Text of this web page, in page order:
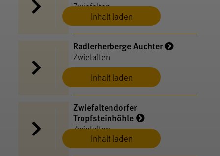
Inhalt laden
Zwiefalten
Inhalt laden
Radlerherberge Auchter
Zwiefalten
Inhalt laden
Zwiefaltendorfer
Tropfsteinhöhle
Zwiefalten